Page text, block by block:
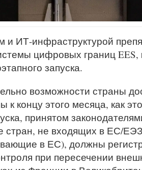
ИТ-инфраструктурой
цифровых границ EES,
запуска.
возможности страны
к концу этого месяца, как
принятом
стран, не входящих в ЕС/
в ЕС), должны
при пересечении